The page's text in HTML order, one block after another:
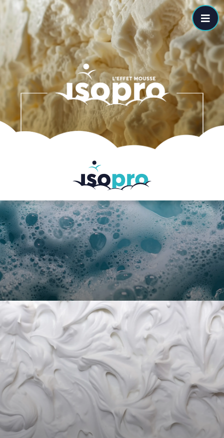
Passer au contenu principal
L’EFFETMousse
Le confort durable à ne
pas rater !
Créée le1er juillet 2020 ISOPROest
une entreprise spécialisée dans
l’isolation polyuréthane projetée
pour le bâtiment.
Nous accompagnons promoteurs,